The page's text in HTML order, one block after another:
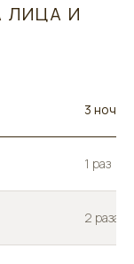
ЛИЦА И
3 ночи
1 раз
2 раза